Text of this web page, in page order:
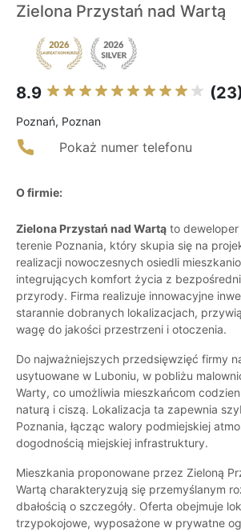
Zielona Przystań nad Wartą
8.9
Poznań, Poznan
Pokaż numer telefonu
O firmie:
Zielona Przystań nad Wartą to deweloper
terenie Poznania, który skupia się na
realizacji nowoczesnych osiedli
integrujących komfort życia z
przyrody. Firma realizuje innowacyjne
starannie dobranych lokalizacjach,
wagę do jakości przestrzeni i otoczenia.
Do najważniejszych przedsięwzięć firmy
usytuowane w Luboniu, w pobliżu
Warty, co umożliwia mieszkańcom
naturą i ciszą. Lokalizacja ta zapewnia
Poznania, łącząc walory podmiejskiej
dogodnością miejskiej infrastruktury.
Mieszkania proponowane przez Zieloną
Wartą charakteryzują się przemyślanym
dbałością o szczegóły. Oferta obejmuje
trzypokojowe, wyposażone w prywatne